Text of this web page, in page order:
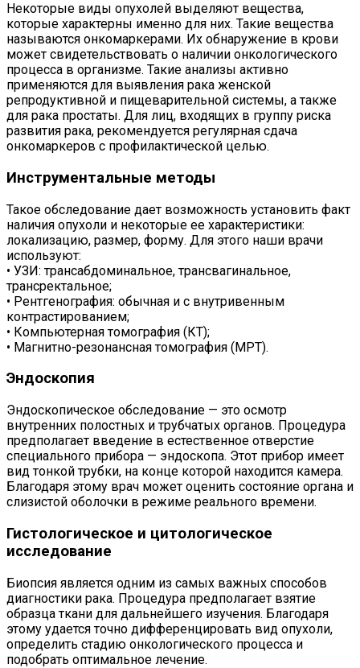
Некоторые виды опухолей выделяют вещества,
которые характерны именно для них. Такие вещества
называются онкомаркерами. Их обнаружение в крови
может свидетельствовать о наличии онкологического
процесса в организме. Такие анализы активно
применяются для выявления рака женской
репродуктивной и пищеварительной системы, а также
для рака простаты. Для лиц, входящих в группу риска
развития рака, рекомендуется регулярная сдача
онкомаркеров с профилактической целью.
Инструментальные методы
Такое обследование дает возможность установить факт
наличия опухоли и некоторые ее характеристики:
локализацию, размер, форму. Для этого наши врачи
используют:
• УЗИ: трансабдоминальное, трансвагинальное,
трансректальное;
• Рентгенография: обычная и с внутривенным
контрастированием;
• Компьютерная томография (КТ);
• Магнитно-резонансная томография (МРТ).
Эндоскопия
Эндоскопическое обследование — это осмотр
внутренних полостных и трубчатых органов. Процедура
предполагает введение в естественное отверстие
специального прибора — эндоскопа. Этот прибор имеет
вид тонкой трубки, на конце которой находится камера.
Благодаря этому врач может оценить состояние органа и
слизистой оболочки в режиме реального времени.
Гистологическое и цитологическое
исследование
Биопсия является одним из самых важных способов
диагностики рака. Процедура предполагает взятие
образца ткани для дальнейшего изучения. Благодаря
этому удается точно дифференцировать вид опухоли,
определить стадию онкологического процесса и
подобрать оптимальное лечение.